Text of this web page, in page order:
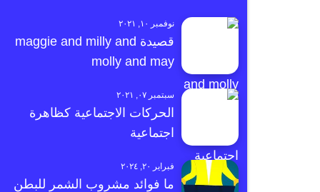
نوفمبر ١٠, ٢٠٢١
قصيدة maggie and milly and
molly and may
سبتمبر ٠٧, ٢٠٢١
الحركات الاجتماعية كظاهرة
اجتماعية
فبراير ٢٠, ٢٠٢٤
ما فوائد مشروب الشمر للبطن